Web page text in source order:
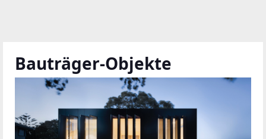
Bauträger-Objekte